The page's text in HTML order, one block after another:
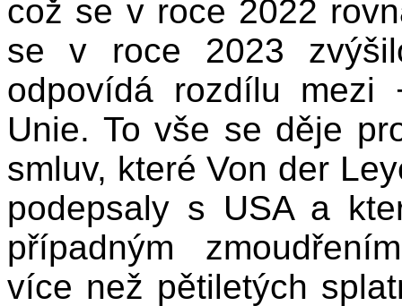
což se v roce 2022
se v roce 2023
odpovídá rozdílu
Unie. To vše se děje
smluv, které Von der
podepsaly s USA a
případným
více než pětiletých